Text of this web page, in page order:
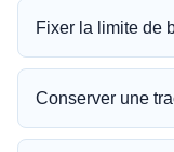
Fixer la limite de
Conserver une